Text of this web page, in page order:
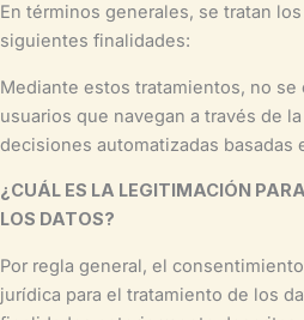
En términos generales, se tratan
siguientes finalidades:
Mediante estos tratamientos, no
usuarios que navegan a través de
decisiones automatizadas basadas
¿CUÁL ES LA LEGITIMACIÓN
LOS DATOS?
Por regla general, el
jurídica para el tratamiento de los